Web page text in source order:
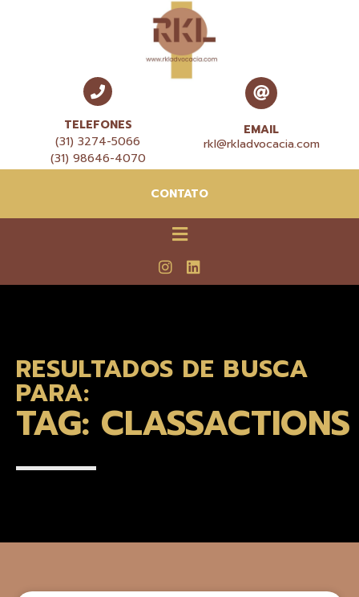
TELEFONES
(31) 3274-5066
(31) 98646-4070
EMAIL
rkl@rkladvocacia.com
CONTATO
RESULTADOS DE BUSCA
PARA:
TAG: CLASSACTIONS